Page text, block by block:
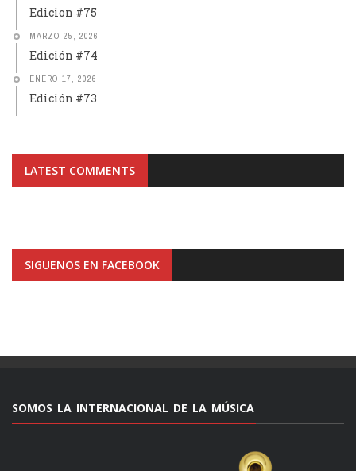
Edicion #75
MARZO 25, 2026
Edición #74
ENERO 17, 2026
Edición #73
LATEST COMMENTS
SIGUENOS EN FACEBOOK
SOMOS LA INTERNACIONAL DE LA MÚSICA